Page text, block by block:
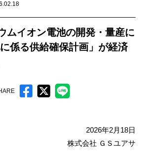
ムイオン電池の開発・量産に
係る供給確保計画」が経済
2026年2月18日
株式会社 ＧＳユアサ